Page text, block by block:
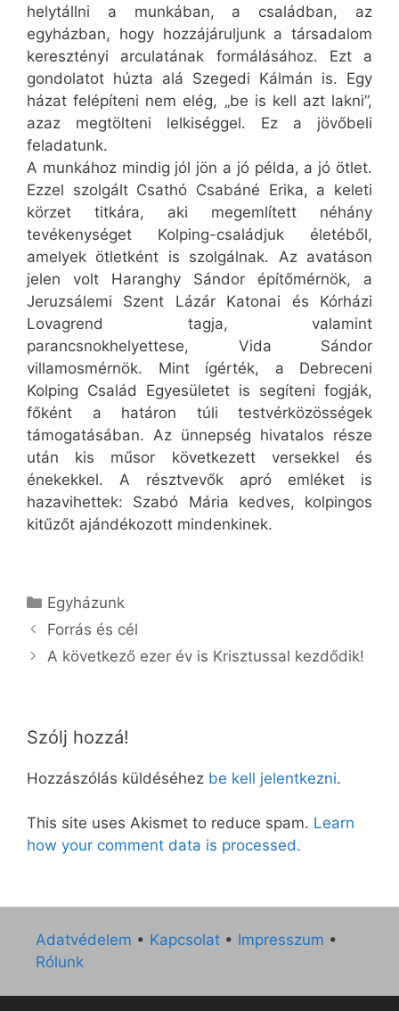
helytállni a munkában, a családban, az
egyházban, hogy hozzájáruljunk a társadalom
keresztényi arculatának formálásához. Ezt a
gondolatot húzta alá Szegedi Kálmán is. Egy
házat felépíteni nem elég, „be is kell azt lakni”,
azaz megtölteni lelkiséggel. Ez a jövőbeli
feladatunk.
A munkához mindig jól jön a jó példa, a jó ötlet.
Ezzel szolgált Csathó Csabáné Erika, a keleti
körzet titkára, aki megemlített néhány
tevékenységet Kolping-családjuk életéből,
amelyek ötletként is szolgálnak. Az avatáson
jelen volt Haranghy Sándor építőmérnök, a
Jeruzsálemi Szent Lázár Katonai és Kórházi
Lovagrend tagja, valamint
parancsnokhelyettese, Vida Sándor
villamosmérnök. Mint ígérték, a Debreceni
Kolping Család Egyesületet is segíteni fogják,
főként a határon túli testvérközösségek
támogatásában. Az ünnepség hivatalos része
után kis műsor következett versekkel és
énekekkel. A résztvevők apró emléket is
hazavihettek: Szabó Mária kedves, kolpingos
kitűzőt ajándékozott mindenkinek.
Kategória
Egyházunk
Forrás és cél
A következő ezer év is Krisztussal kezdődik!
Szólj hozzá!
Hozzászólás küldéséhez be kell jelentkezni.
This site uses Akismet to reduce spam. Learn
how your comment data is processed.
Adatvédelem • Kapcsolat • Impresszum •
Rólunk